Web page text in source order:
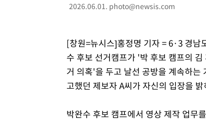
2026.06.01. photo@newsis.com
[창원=뉴시스]홍정명 기자 = 6·3 경남
수 후보 선거캠프가 '박 후보 캠프의
거 의혹'을 두고 날선 공방을 계속하는
고했던 제보자 A씨가 자신의 입장을
박완수 후보 캠프에서 영상 제작 업무